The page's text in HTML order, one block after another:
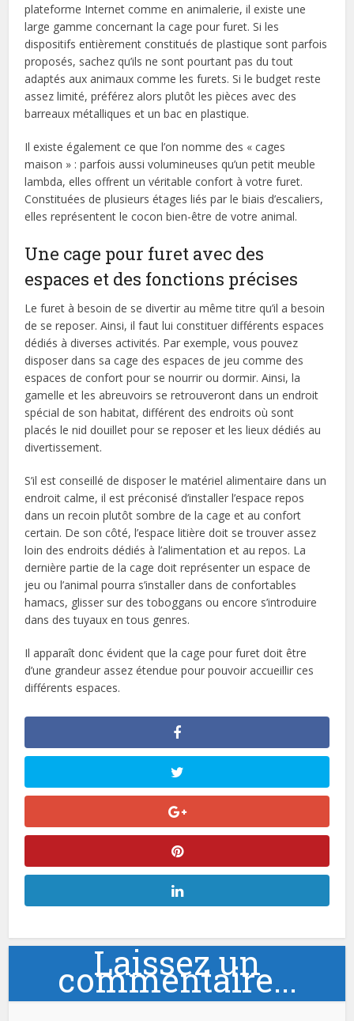
plateforme Internet comme en animalerie, il existe une
large gamme concernant la cage pour furet. Si les
dispositifs entièrement constitués de plastique sont parfois
proposés, sachez qu’ils ne sont pourtant pas du tout
adaptés aux animaux comme les furets. Si le budget reste
assez limité, préférez alors plutôt les pièces avec des
barreaux métalliques et un bac en plastique.
Il existe également ce que l’on nomme des « cages
maison » : parfois aussi volumineuses qu’un petit meuble
lambda, elles offrent un véritable confort à votre furet.
Constituées de plusieurs étages liés par le biais d’escaliers,
elles représentent le cocon bien-être de votre animal.
Une cage pour furet avec des
espaces et des fonctions précises
Le furet à besoin de se divertir au même titre qu’il a besoin
de se reposer. Ainsi, il faut lui constituer différents espaces
dédiés à diverses activités. Par exemple, vous pouvez
disposer dans sa cage des espaces de jeu comme des
espaces de confort pour se nourrir ou dormir. Ainsi, la
gamelle et les abreuvoirs se retrouveront dans un endroit
spécial de son habitat, différent des endroits où sont
placés le nid douillet pour se reposer et les lieux dédiés au
divertissement.
S’il est conseillé de disposer le matériel alimentaire dans un
endroit calme, il est préconisé d’installer l’espace repos
dans un recoin plutôt sombre de la cage et au confort
certain. De son côté, l’espace litière doit se trouver assez
loin des endroits dédiés à l’alimentation et au repos. La
dernière partie de la cage doit représenter un espace de
jeu ou l’animal pourra s’installer dans de confortables
hamacs, glisser sur des toboggans ou encore s’introduire
dans des tuyaux en tous genres.
Il apparaît donc évident que la cage pour furet doit être
d’une grandeur assez étendue pour pouvoir accueillir ces
différents espaces.
Laissez un
commentaire...